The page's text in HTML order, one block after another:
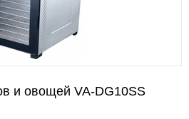
и овощей VA-DG10SS